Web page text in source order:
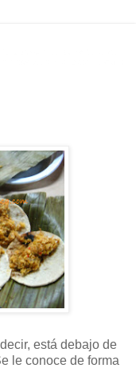
está debajo de
le conoce de forma